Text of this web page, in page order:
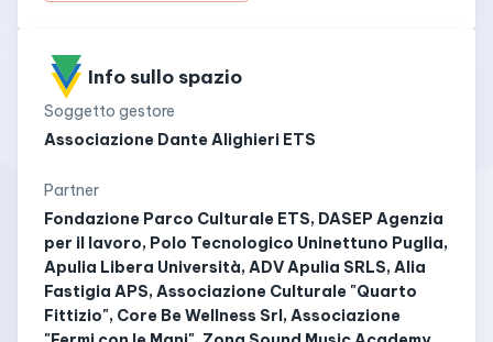
Info sullo spazio
Soggetto gestore
Associazione Dante Alighieri ETS
Partner
Fondazione Parco Culturale ETS, DASEP Agenzia
per il lavoro, Polo Tecnologico Uninettuno Puglia,
Apulia Libera Università, ADV Apulia SRLS, Alia
Fastigia APS, Associazione Culturale "Quarto
Fittizio", Core Be Wellness Srl, Associazione